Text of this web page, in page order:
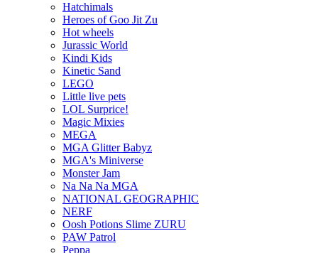
Hatchimals
Heroes of Goo Jit Zu
Hot wheels
Jurassic World
Kindi Kids
Kinetic Sand
LEGO
Little live pets
LOL Surprice!
Magic Mixies
MEGA
MGA Glitter Babyz
MGA's Miniverse
Monster Jam
Na Na Na MGA
NATIONAL GEOGRAPHIC
NERF
Oosh Potions Slime ZURU
PAW Patrol
Peppa